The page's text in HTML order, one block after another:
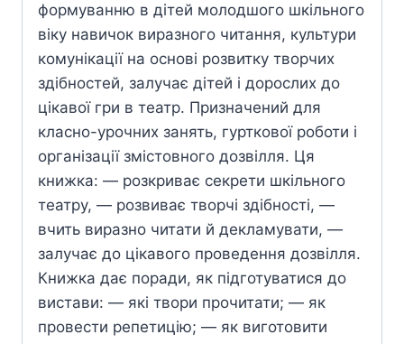
формуванню в дітей молодшого шкільного
віку навичок виразного читання, культури
комунікації на основі розвитку творчих
здібностей, залучає дітей і дорослих до
цікавої гри в театр. Призначений для
класно-урочних занять, гурткової роботи і
організації змістовного дозвілля. Ця
книжка: — розкриває секрети шкільного
театру, — розвиває творчі здібності, —
вчить виразно читати й декламувати, —
залучає до цікавого проведення дозвілля.
Книжка дає поради, як підготуватися до
вистави: — які твори прочитати; — як
провести репетицію; — як виготовити